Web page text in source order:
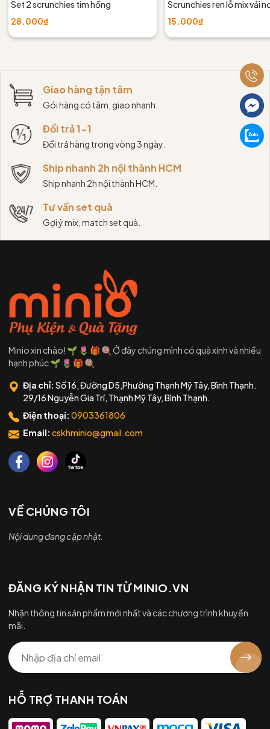
Set 2 scrunchies tim hồng
28.000₫
Scrunchies ren lỗ mix vải
15.000₫
Giao hàng tận tâm
Gói hàng có tâm, giao nhanh.
Đổi trả 1-1
Đổi trả hàng trong vòng 3 ngày.
Ship nhanh 2h nội thành HCM
Ship nhanh 2h nội thành HCM.
Tư vấn set quà
Gợi ý mix, match set quà.
Minio xin chào! 🌱 🌷 🎁 🍭 Ở đây chúng mình có quà xinh và nhiều
hạnh phúc 🌱 🌷 🎁 🍭
Địa chỉ: Số 16, Đường D5,Phường Thạnh Mỹ Tây, Bình Thạnh.
29/16 Nguyễn Gia Trí, Thạnh Mỹ Tây, Bình Thạnh.
Điện thoại: 0903361806
Email: cskhminio@gmail.com
VỀ CHÚNG TÔI
Nội dung đang cập nhật.
ĐĂNG KÝ NHẬN TIN TỪ MINIO.VN
Nhận thông tin sản phẩm mới nhất và các chương trình khuyến
mãi.
HỖ TRỢ THANH TOÁN